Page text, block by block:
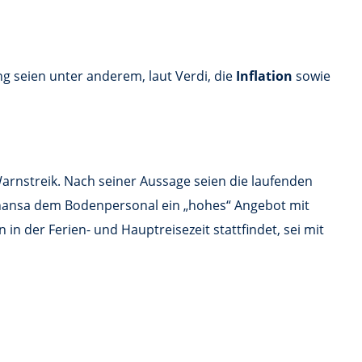
seien unter anderem, laut Verdi, die Inflation sowie
Nach seiner Aussage seien die laufenden
dem Bodenpersonal ein „hohes“ Angebot mit
der Ferien- und Hauptreisezeit stattfindet, sei mit